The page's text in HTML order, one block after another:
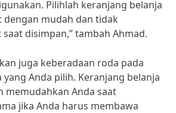
Pilihlah keranjang belanja
dengan mudah dan tidak
disimpan,” tambah Ahmad.
juga keberadaan roda pada
Anda pilih. Keranjang belanja
memudahkan Anda saat
jika Anda harus membawa